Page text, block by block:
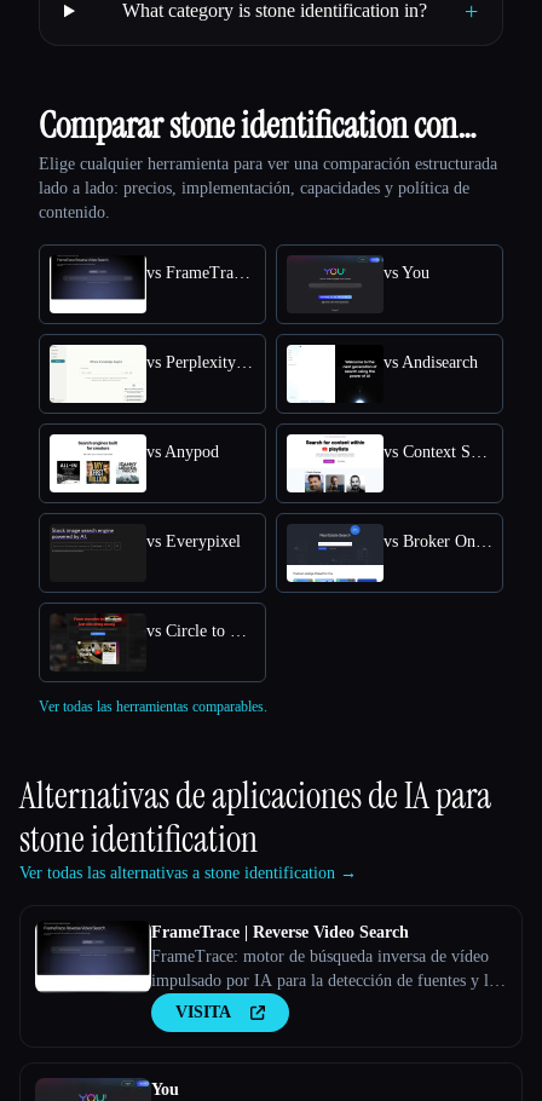
What category is stone identification in? +
Comparar stone identification con…
Elige cualquier herramienta para ver una comparación estructurada
lado a lado: precios, implementación, capacidades y política de
contenido.
vs FrameTrace | Reverse Video Search vs You
vs Perplexity AI vs Andisearch
vs Anypod vs Context Search
vs Everypixel vs Broker One AI Engine
vs Circle to Search
Ver todas las herramientas comparables.
Alternativas de aplicaciones de IA para
stone identification
Ver todas las alternativas a stone identification →
FrameTrace | Reverse Video Search
FrameTrace: motor de búsqueda inversa de vídeo
impulsado por IA para la detección de fuentes y la
verificación de la autenticidad
VISITA
You